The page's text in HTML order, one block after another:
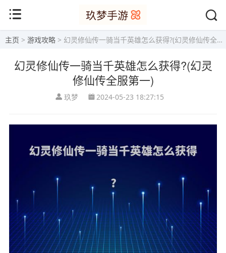
主页 > 游戏攻略 > 幻灵修仙传一骑当千英雄怎么获得?(幻灵修仙传全服第一)
幻灵修仙传一骑当千英雄怎么获得?(幻灵
修仙传全服第一)
玖梦 2024-05-23 18:27:15